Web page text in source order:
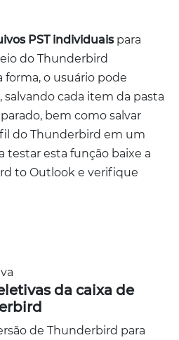
PST individuaispara
do Thunderbird
o usuário pode
salvando cada item da pasta
bem como salvar
do Thunderbird em um
testar esta função baixe a
to Outlook e verifique
da caixa de
de Thunderbird para